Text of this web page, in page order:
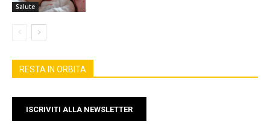
Salute
RESTA IN ORBITA
ISCRIVITI ALLA NEWSLETTER